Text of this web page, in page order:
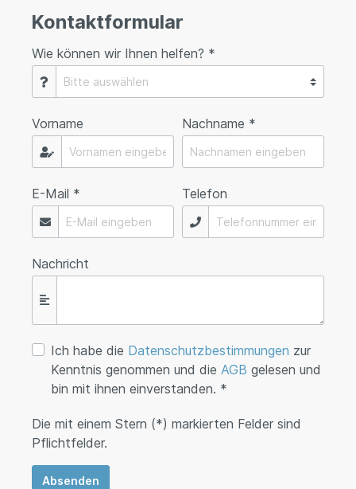
Kontaktformular
Wie können wir Ihnen helfen? *
Vorname Nachname *
E-Mail * Telefon
Nachricht
Ich habe die Datenschutzbestimmungen zur
Kenntnis genommen und die AGB gelesen und
bin mit ihnen einverstanden. *
Die mit einem Stern (*) markierten Felder sind
Pflichtfelder.
Absenden